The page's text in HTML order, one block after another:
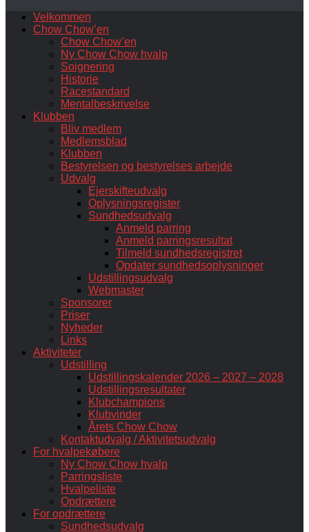
Velkommen
Chow Chow’en
Chow Chow’en
Ny Chow Chow hvalp
Soignering
Historie
Racestandard
Mentalbeskrivelse
Klubben
Bliv medlem
Medlemsblad
Klubben
Bestyrelsen og bestyrelses arbejde
Udvalg
Ejerskifteudvalg
Oplysningsregister
Sundhedsudvalg
Anmeld parring
Anmeld parringsresultat
Tilmeld sundhedsregistret
Opdater sundhedsoplysninger
Udstillingsudvalg
Webmaster
Sponsorer
Priser
Nyheder
Links
Aktiviteter
Udstilling
Udstillingskalender 2026 – 2027 – 2028
Udstillingsresultater
Klubchampions
Klubvinder
Årets Chow Chow
Kontaktudvalg / Aktivitetsudvalg
For hvalpekøbere
Ny Chow Chow hvalp
Parringsliste
Hvalpeliste
Opdrættere
For opdrættere
Sundhedsudvalg